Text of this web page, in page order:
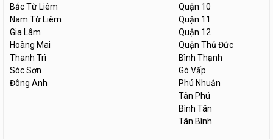
Bắc Từ Liêm
Nam Từ Liêm
Gia Lâm
Hoàng Mai
Thanh Trì
Sóc Sơn
Đông Anh
Quận 10
Quận 11
Quận 12
Quận Thủ Đức
Bình Thạnh
Gò Vấp
Phú Nhuận
Tân Phú
Bình Tân
Tân Bình